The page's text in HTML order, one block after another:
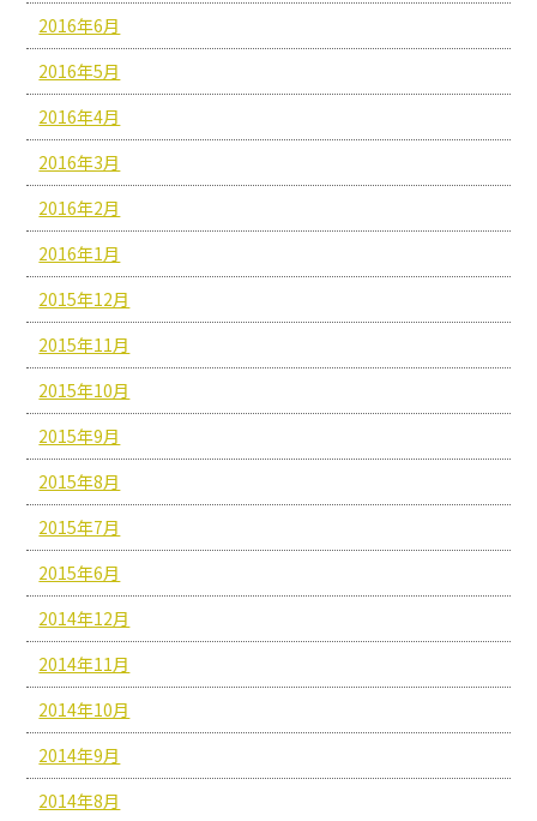
2016年6月
2016年5月
2016年4月
2016年3月
2016年2月
2016年1月
2015年12月
2015年11月
2015年10月
2015年9月
2015年8月
2015年7月
2015年6月
2014年12月
2014年11月
2014年10月
2014年9月
2014年8月